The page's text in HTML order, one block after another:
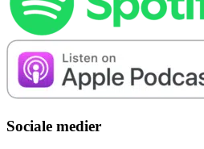
Sociale medier